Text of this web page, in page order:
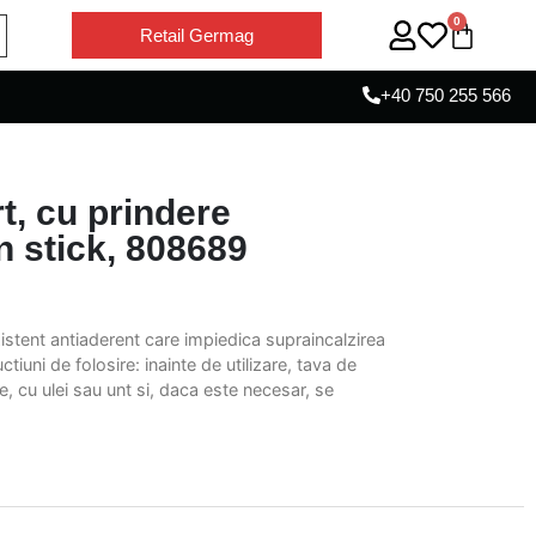
Retail Germag
0
+40 750 255 566
cu prindere
stick, 808689
antiaderent care impiedica supraincalzirea
de folosire: inainte de utilizare, tava de
cu ulei sau unt si, daca este necesar, se